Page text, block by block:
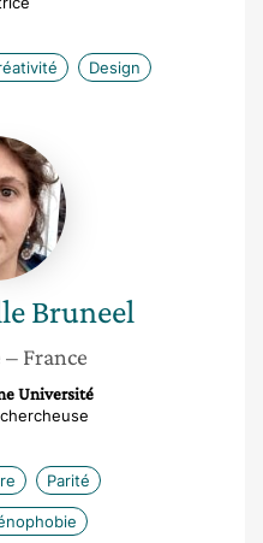
Design
Bruneel
– France
Université
Parité